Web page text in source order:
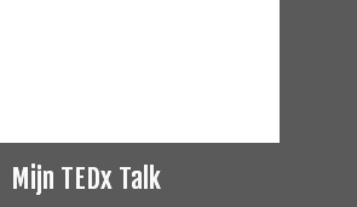
Mijn TEDx Talk